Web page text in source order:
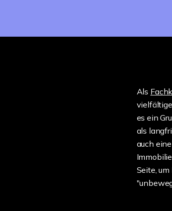
Als
es ein
als
auch
Seite,